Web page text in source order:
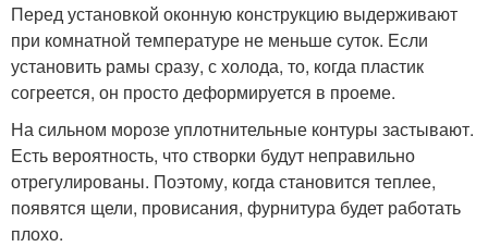
Перед установкой оконную конструкцию выдерживают
при комнатной температуре не меньше суток. Если
установить рамы сразу, с холода, то, когда пластик
согреется, он просто деформируется в проеме.
На сильном морозе уплотнительные контуры застывают.
Есть вероятность, что створки будут неправильно
отрегулированы. Поэтому, когда становится теплее,
появятся щели, провисания, фурнитура будет работать
плохо.